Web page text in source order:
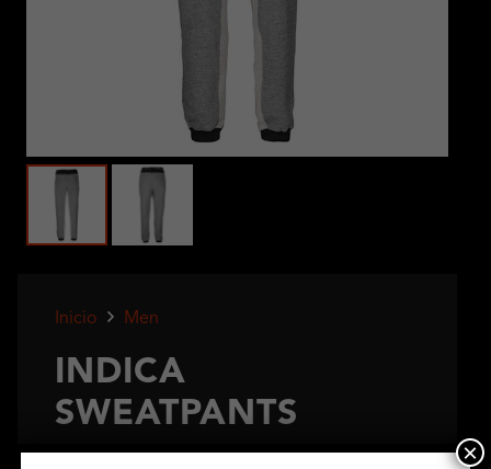
Inicio Men
INDICA
SWEATPANTS
×